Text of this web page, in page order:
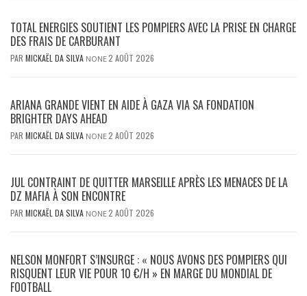
TOTAL ENERGIES SOUTIENT LES POMPIERS AVEC LA PRISE EN CHARGE
DES FRAIS DE CARBURANT
PAR MICKAËL DA SILVA NONE2 AOÛT 2026
ARIANA GRANDE VIENT EN AIDE À GAZA VIA SA FONDATION
BRIGHTER DAYS AHEAD
PAR MICKAËL DA SILVA NONE2 AOÛT 2026
JUL CONTRAINT DE QUITTER MARSEILLE APRÈS LES MENACES DE LA
DZ MAFIA À SON ENCONTRE
PAR MICKAËL DA SILVA NONE2 AOÛT 2026
NELSON MONFORT S’INSURGE : « NOUS AVONS DES POMPIERS QUI
RISQUENT LEUR VIE POUR 10 €/H » EN MARGE DU MONDIAL DE
FOOTBALL